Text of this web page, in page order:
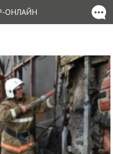
ОНЛАЙН